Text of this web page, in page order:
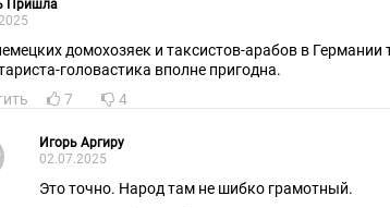
Пришла
домохозяек и таксистов-арабов в Германии
головастика вполне пригодна.
7 4
Игорь Аргиру
02.07.2025
Это точно. Народ там не шибко грамотный.